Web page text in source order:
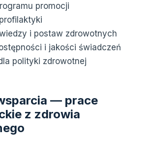
promocji
i postaw zdrowotnych
i jakości świadczeń
polityki zdrowotnej
— prace
z zdrowia